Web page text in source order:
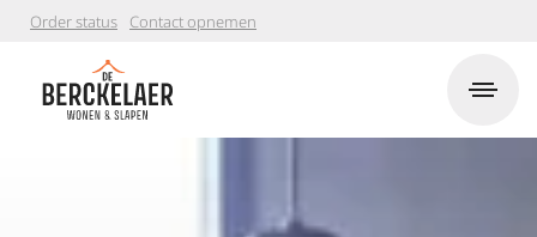
Order status Contact opnemen